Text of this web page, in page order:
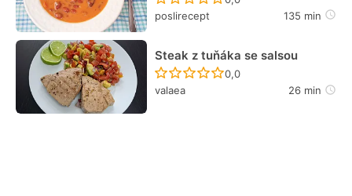
poslirecept
135 min
Steak z tuňáka se salsou
Recept ještě nebyl
0,0
valaea
26 min